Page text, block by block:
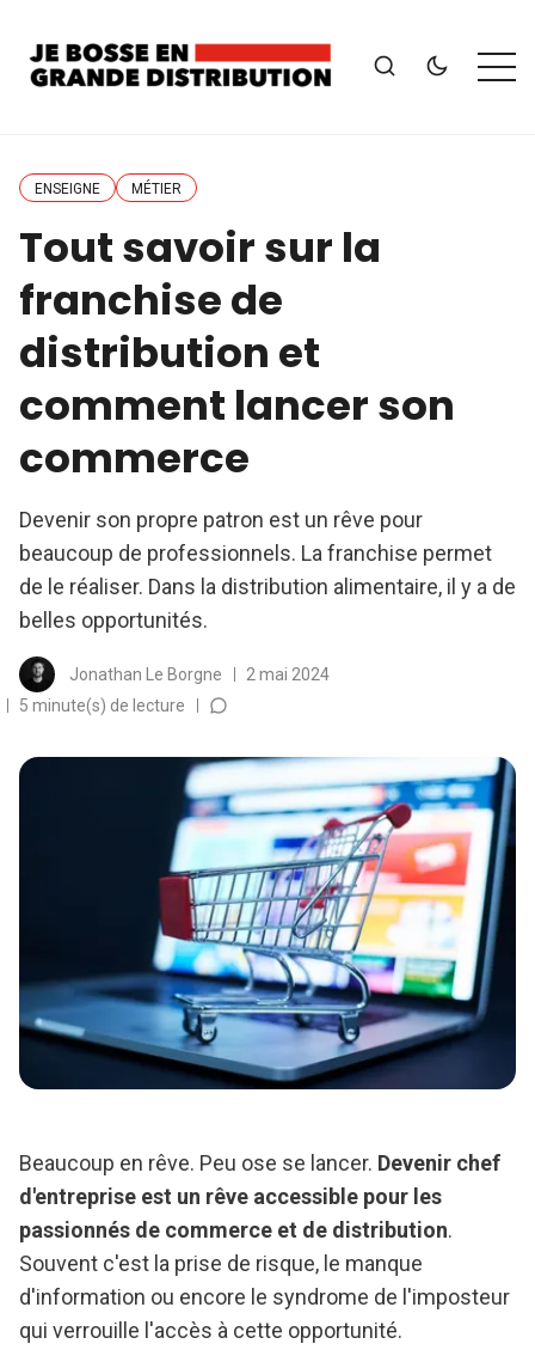
ENSEIGNE MÉTIER
Tout savoir sur la
franchise de
distribution et
comment lancer son
commerce
Devenir son propre patron est un rêve pour
beaucoup de professionnels. La franchise permet
de le réaliser. Dans la distribution alimentaire, il y a de
belles opportunités.
Jonathan Le Borgne
2 mai 2024
5 minute(s) de lecture
Beaucoup en rêve. Peu ose se lancer. Devenir chef
d'entreprise est un rêve accessible pour les
passionnés de commerce et de distribution.
Souvent c'est la prise de risque, le manque
d'information ou encore le syndrome de l'imposteur
qui verrouille l'accès à cette opportunité.